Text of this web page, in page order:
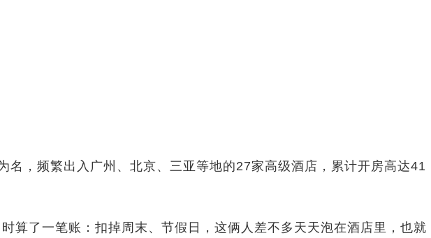
，频繁出入广州、北京、三亚等地的27家高级酒店，累计开房高达41
算了一笔账：扣掉周末、节假日，这俩人差不多天天泡在酒店里，也就